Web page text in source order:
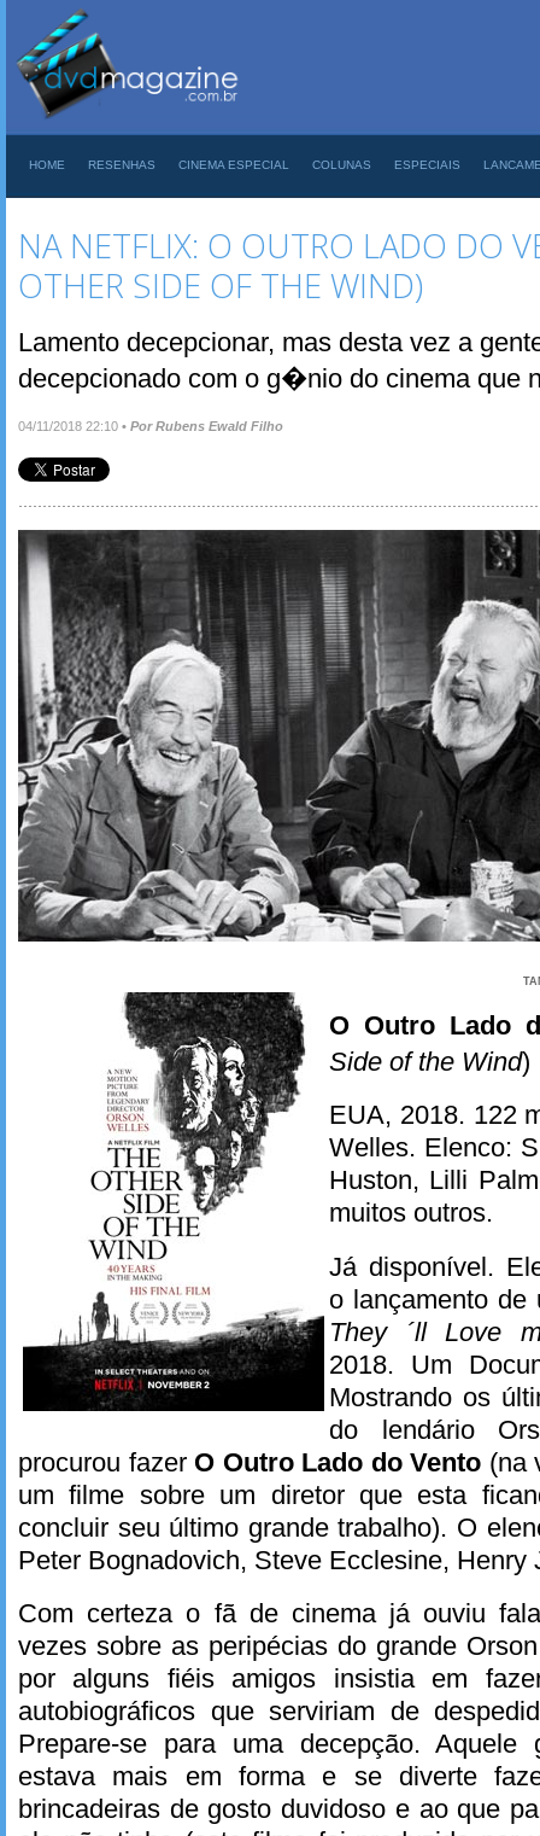
HOME RESENHAS CINEMA ESPECIAL COLUNAS ESPECIAIS
NA NETFLIX: O OUTRO LADO DO
OTHER SIDE OF THE WIND)
Lamento decepcionar, mas desta vez a
decepcionado com o g�nio do cinema que
04/11/2018 22:10 • Por Rubens Ewald Filho
O Outro Lado
Side of the Wind)
EUA, 2018. 122
Welles. Elenco:
Huston, Lilli
muitos outros.
Já disponível.
o lançamento de
They ´ll Love
2018. Um
Mostrando os
do lendário
procurou fazer O Outro Lado do Vento (na
um filme sobre um diretor que esta
concluir seu último grande trabalho). O
Peter Bognadovich, Steve Ecclesine, Henry
Com certeza o fã de cinema já ouviu
vezes sobre as peripécias do grande
por alguns fiéis amigos insistia em
autobiográficos que serviriam de
Prepare-se para uma decepção. Aquele
estava mais em forma e se diverte
brincadeiras de gosto duvidoso e ao que